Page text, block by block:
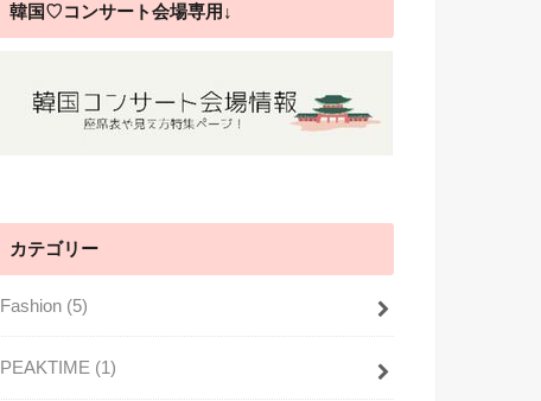
韓国♡コンサート会場専用↓
カテゴリー
Fashion (5)
PEAKTIME (1)